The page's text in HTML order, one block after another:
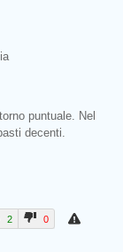
puntuale. Nel
decenti.
2 0